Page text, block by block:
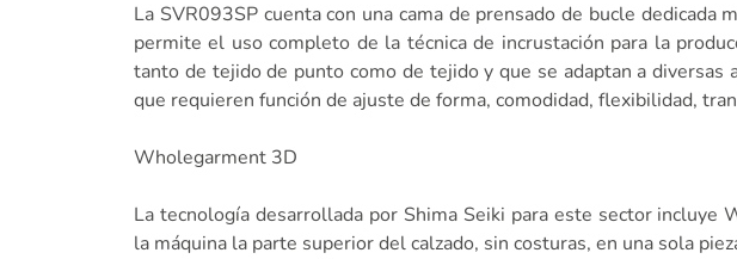
La SVR093SP cuenta con una cama de prensado de bucle dedicada
permite el uso completo de la técnica de incrustación para la
tanto de tejido de punto como de tejido y que se adaptan a diversas
que requieren función de ajuste de forma, comodidad, flexibilidad,
Wholegarment 3D
La tecnología desarrollada por Shima Seiki para este sector
la máquina la parte superior del calzado, sin costuras, en una sola